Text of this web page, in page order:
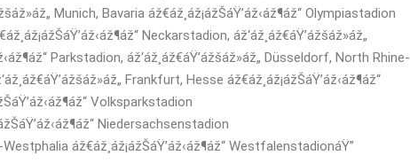
Munich, Bavaria áž€áž¸áž¡ážŠáŸ’áž‹áž¶áž“ Olympiastadion
Neckarstadion, áž‘áž¸áž€áŸ’ážšáž»áž„
Parkstadion, áž‘áž¸áž€áŸ’ážšáž»áž„ Düsseldorf, North Rhine-
Frankfurt, Hesse áž€áž¸áž¡ážŠáŸ’áž‹áž¶áž“
Volksparkstadion
Niedersachsenstadion
áž€áž¸áž¡ážŠáŸ’áž‹áž¶áž“ WestfalenstadionáŸ”